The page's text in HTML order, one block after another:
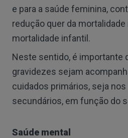
e para a saúde feminina,
redução quer da mortalidade
mortalidade infantil.
Neste sentido, é importante
gravidezes sejam
cuidados primários, seja
secundários, em função do
Saúde mental